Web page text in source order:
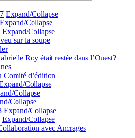
Expand/Collapse
Expand/Collapse
Expand/Collapse
sur la soupe
Roy était restée dans l’Ouest?
Comité d’édition
Collapse
Collapse
Collapse
Expand/Collapse
Expand/Collapse
avec Ancrages